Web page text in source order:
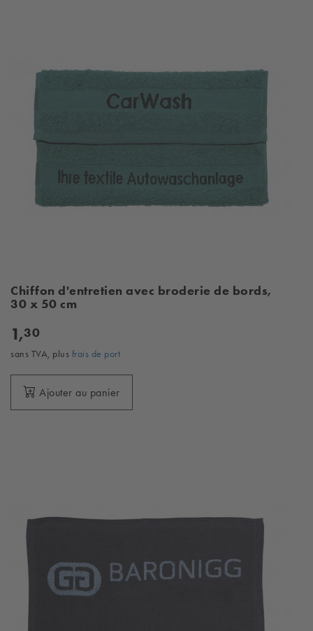
Chiffon d'entretien avec broderie de bords,
30 x 50 cm
1,30
sans TVA, plus frais de port
Ajouter au panier